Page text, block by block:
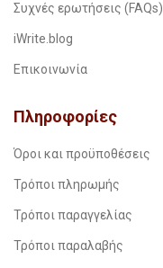
Συχνές ερωτήσεις (FAQs)
iWrite.blog
Επικοινωνία
Πληροφορίες
Όροι και προϋποθέσεις
Τρόποι πληρωμής
Τρόποι παραγγελίας
Τρόποι παραλαβής